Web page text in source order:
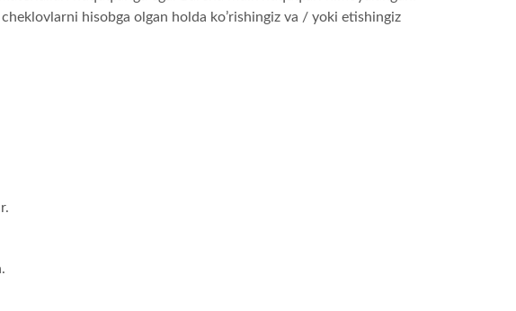
hisobga olgan holda ko’rishingiz va / yoki etishingiz